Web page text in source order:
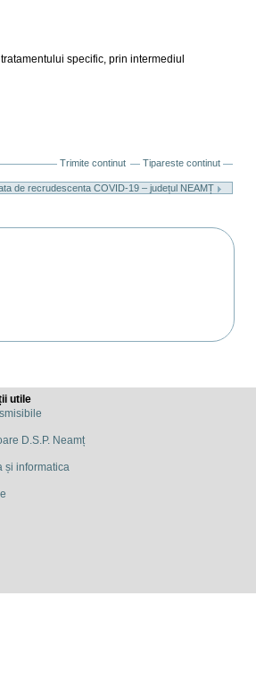
specific, prin intermediul
Trimite continut Tipareste continut
de recrudescenta COVID-19 – județul NEAMȚ
utile
D.S.P. Neamț
și informatica